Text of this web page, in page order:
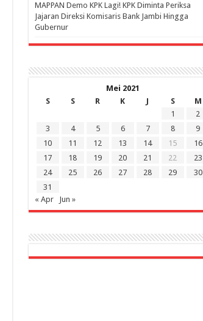
‎MAPPAN Demo KPK Lagi! KPK Diminta Periksa
Jajaran Direksi Komisaris Bank Jambi Hingga
Gubernur ‎
Mei 2021
S
S R K J S
M
1
2
3
4 5 6 7 8
9
10
11 12 13 14 15
16
17
18 19 20 21 22
23
24
25 26 27 28 29
30
31
« Apr
Jun »